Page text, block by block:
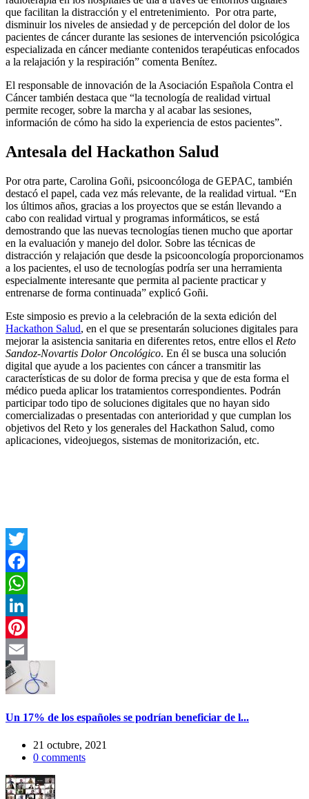
que facilitan la distracción y el entretenimiento. Por otra parte,
disminuir los niveles de ansiedad y de percepción del dolor de los
pacientes de cáncer durante las sesiones de intervención psicológica
especializada en cáncer mediante contenidos terapéuticas enfocados
a la relajación y la respiración” comenta Benítez.
El responsable de innovación de la Asociación Española Contra el
Cáncer también destaca que “la tecnología de realidad virtual
permite recoger, sobre la marcha y al acabar las sesiones,
información de cómo ha sido la experiencia de estos pacientes”.
Antesala del Hackathon Salud
Por otra parte, Carolina Goñi, psicooncóloga de GEPAC, también
destacó el papel, cada vez más relevante, de la realidad virtual. “En
los últimos años, gracias a los proyectos que se están llevando a
cabo con realidad virtual y programas informáticos, se está
demostrando que las nuevas tecnologías tienen mucho que aportar
en la evaluación y manejo del dolor. Sobre las técnicas de
distracción y relajación que desde la psicooncología proporcionamos
a los pacientes, el uso de tecnologías podría ser una herramienta
especialmente interesante que permita al paciente practicar y
entrenarse de forma continuada” explicó Goñi.
Este simposio es previo a la celebración de la sexta edición del
Hackathon Salud, en el que se presentarán soluciones digitales para
mejorar la asistencia sanitaria en diferentes retos, entre ellos el Reto
Sandoz-Novartis Dolor Oncológico. En él se busca una solución
digital que ayude a los pacientes con cáncer a transmitir las
características de su dolor de forma precisa y que de esta forma el
médico pueda aplicar los tratamientos correspondientes. Podrán
participar todo tipo de soluciones digitales que no hayan sido
comercializadas o presentadas con anterioridad y que cumplan los
objetivos del Reto y los generales del Hackathon Salud, como
aplicaciones, videojuegos, sistemas de monitorización, etc.
Twitter
Facebook
WhatsApp
LinkedIn
Pinterest
Email
Un 17% de los españoles se podrían beneficiar de l...
21 octubre, 2021
0 comments